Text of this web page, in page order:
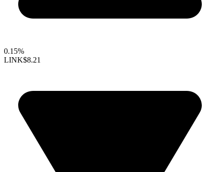
0.15%
LINK$8.21